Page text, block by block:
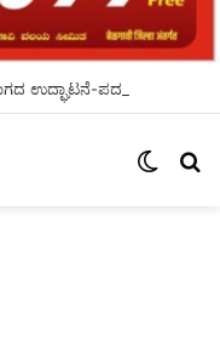
ಉದ್ಘಾಟನೆ-ಪದಗ್ರಹಣ*